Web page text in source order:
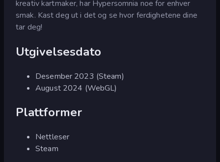
kreativ kartmaker, har Hypersomnia noe for enhver
smak. Kast deg ut i det og se hvor ferdighetene dine
tar deg!
Utgivelsesdato
Desember 2023 (Steam)
August 2024 (WebGL)
Plattformer
Nettleser
Steam